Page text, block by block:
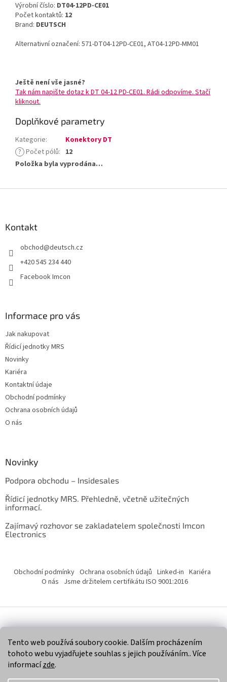
Tento web používá soubory cookie. Dalším procházením
tohoto webu vyjadřujete souhlas s jejich používáním.. Více
informacízde.
Výrobní číslo: DT04-12PD-CE01
Počet kontaktů: 12
Brand: DEUTSCH
Alternativní označení: 571-DT04-12PD-CE01, AT04-12PD-MM01
Ještě není vše jasné?
Tak nám napište dotaz k DT 04-12 PD-CE01. Rádi odpovíme. Stačí
kliknout.
Doplňkové parametry
Kategorie:
Konektory DT
? Počet pólů: 12
Položka byla vyprodána…
Kontakt
obchod@deutsch.cz
+420 545 234 440
Facebook Imcon
Informace pro vás
Jak nakupovat
Řídicí jednotky MRS
Novinky
Kariéra
Kontaktní údaje
Obchodní podmínky
Ochrana osobních údajů
O nás
Novinky
Podpora obchodu – Insidesales
Řídicí jednotky MRS. Přehledně, včetně užitečných
informací.
Zajímavý rozhovor se zakladatelem společnosti Imcon
Electronics
Obchodní podmínky Ochrana osobních údajů Linked-in Kariéra
O nás Jsme držitelem certifikátu ISO 9001:2016
Copyright 2026